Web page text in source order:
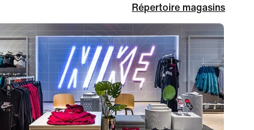
Répertoire magasins